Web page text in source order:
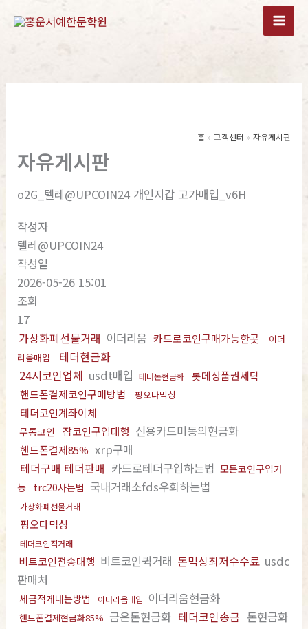
홈 고객센터 자유게시판
자유게시판
o2G_텔레@UPCOIN24 개인지갑 고가매입_v6H
작성자
텔레@UPCOIN24
작성일
2026-05-26 15:01
조회
17
가상화폐선물거래 이더리움 카드로코인구매가능한곳
이더
리움매입
테더현금화
24시코인업체 usdt매입 테더돈현금화
롯데상품권세탁
핸드폰결제코인구매방법
핑오다믹싱
테더코인계좌이체
무통코인 잡코인구입대행 신용카드미동의현금화
핸드폰결제85% xrp구매
테더구매 테더판매 카드로테더구입하는법 모든코인구입가
능
trc20사는법 국내거래소fds우회하는법
가상화폐선물거래
핑오다믹싱
테더코인직거래
비트코인전송대행 비트코인퀵거래 돈믹싱최저수수료 usdc
판매처
세금적게내는방법 이더리움매입 이더리움현금화
핸드폰결제현금화85% 금은돈현금화 테더코인송금 돈현금화